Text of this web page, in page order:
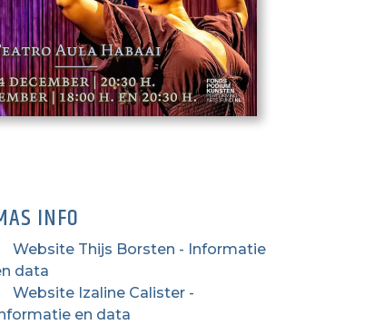
INFO
Website Thijs Borsten - Informatie
data
Website Izaline Calister -
en data